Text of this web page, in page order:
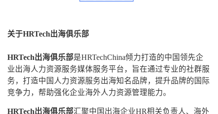
关于HRTech出海俱乐部
HRTech出海俱乐部是HRTechChina倾力打造的中国领先企
业出海人力资源服务媒体服务平台，旨在通过专业的社群服
务，打造中国人力资源服务出海知名品牌，提升品牌的国际
竞争力，帮助强化企业海外人力资源管理能力。
HRTech出海俱乐部汇聚中国出海企业HR相关负责人、海外